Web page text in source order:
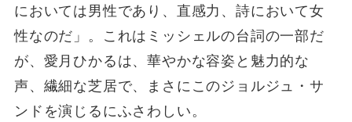
においては男性であり、直感力、詩において女
性なのだ」。これはミッシェルの台詞の一部だ
が、愛月ひかるは、華やかな容姿と魅力的な
声、繊細な芝居で、まさにこのジョルジュ・サ
ンドを演じるにふさわしい。